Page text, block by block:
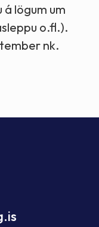
lögum um
o.fl.).
nk.